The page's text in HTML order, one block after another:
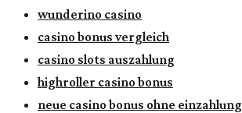
wunderino casino
casino bonus vergleich
casino slots auszahlung
highroller casino bonus
neue casino bonus ohne einzahlung